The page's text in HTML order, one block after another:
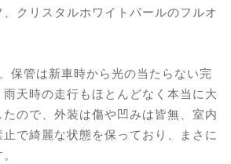
クリスタルホワイトパールのフルオ
保管は新車時から光の当たらない完
天時の走行もほとんどなく本当に大
ので、外装は傷や凹みは皆無、室内
で綺麗な状態を保っており、まさに